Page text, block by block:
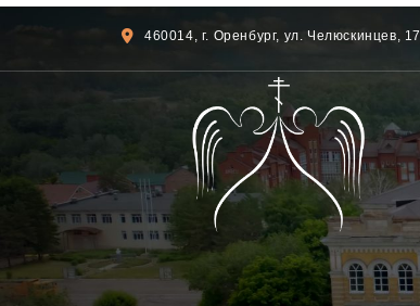
460014, г. Оренбург, ул. Челюскинцев, 17.